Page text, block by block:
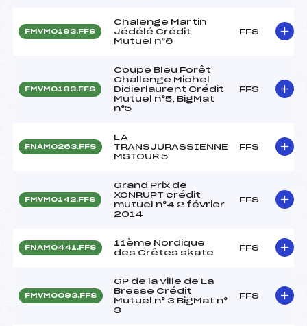
FMVM0193.FFS
Chalenge Martin
Jédélé Crédit
Mutuel n°6
FFS
FMVM0183.FFS
Coupe Bleu Forêt
Challenge Michel
Didierlaurent Crédit
Mutuel n°5, BigMat
n°5
FFS
FNAM0263.FFS
LA
TRANSJURASSIENNE
MSTOUR 5
FFS
FMVM0142.FFS
Grand Prix de
XONRUPT crédit
mutuel n°4 2 février
2014
FFS
FNAM0441.FFS
11ème Nordique
des Crêtes skate
FFS
FMVM0093.FFS
GP de la Ville de La
Bresse Crédit
Mutuel n° 3 BigMat n°
3
FFS